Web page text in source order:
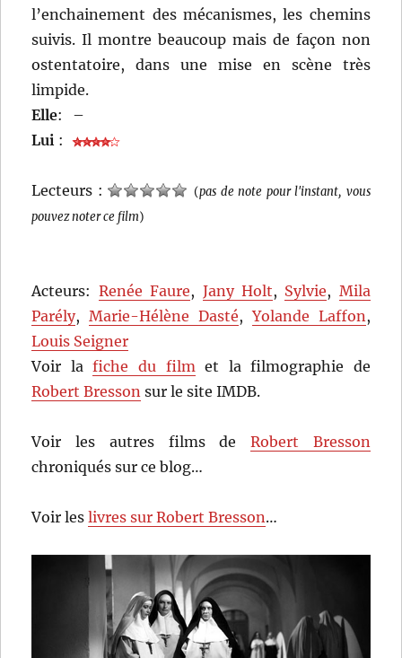
l’enchainement des mécanismes, les chemins
suivis. Il montre beaucoup mais de façon non
ostentatoire, dans une mise en scène très
limpide.
Elle:
–
Lui :
Lecteurs : (pas de note pour l'instant, vous
pouvez noter ce film)
Acteurs: Renée Faure, Jany Holt, Sylvie, Mila
Parély,Marie-Hélène Dasté,Yolande Laffon,
Louis Seigner
Voir lafiche du filmet la filmographie de
Robert Bresson sur le site IMDB.
Voir les autres films de Robert Bresson
chroniqués sur ce blog…
Voir leslivres sur Robert Bresson…